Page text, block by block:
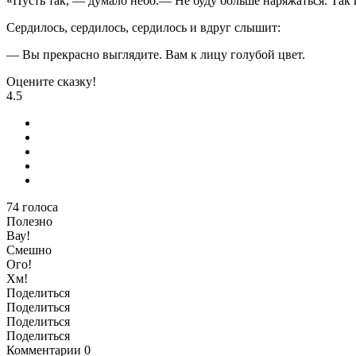
Сердилось, сердилось, сердилось и вдруг слышит:
— Вы прекрасно выглядите. Вам к лицу голубой цвет.
Оцените сказку!
4.5
74 голоса
Полезно
Вау!
Смешно
Ого!
Хм!
Поделиться
Поделиться
Поделиться
Поделиться
Комментарии 0